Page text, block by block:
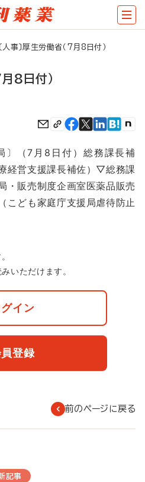
〔人事〕厚生労働省（7月8日付）
月8日付）
（7月8日付）総務課長補
経営支援課長補佐）▽総務課
・販売制度企画室医薬品販売
こども家庭庁支援局虐待防止
いただけます。
グイン
登録
前のページに戻る
記事